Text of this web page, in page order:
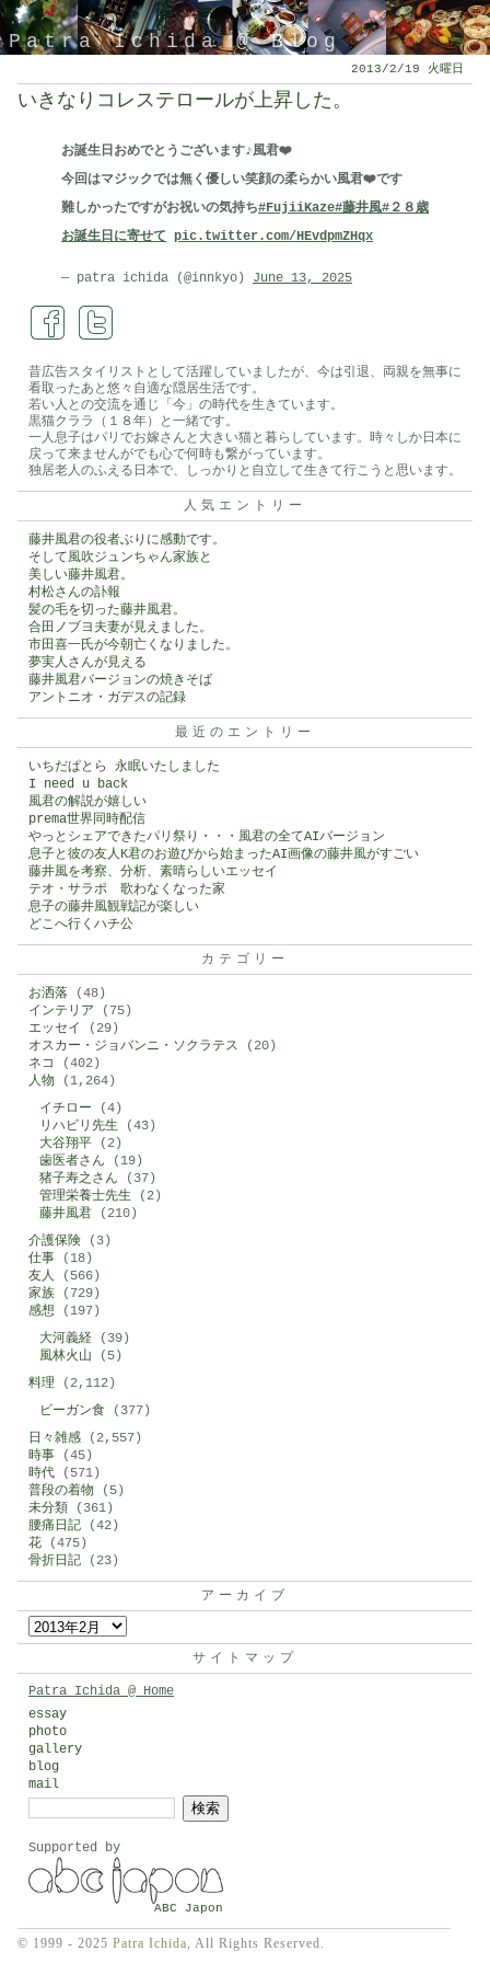
Patra Ichida @ Blog
引退したスタイリストの隠居ブログ
2013/2/19 火曜日
いきなりコレステロールが上昇した。
お誕生日おめでとうございます♪風君❤️
今回はマジックでは無く優しい笑顔の柔らかい風君❤️です
難しかったですがお祝いの気持ち#FujiiKaze#藤井風#２８歳
お誕生日に寄せて pic.twitter.com/HEvdpmZHqx
— patra ichida (@innkyo) June 13, 2025
昔広告スタイリストとして活躍していましたが、今は引退、両親を無事に
看取ったあと悠々自適な隠居生活です。
若い人との交流を通じ「今」の時代を生きています。
黒猫クララ（１８年）と一緒です。
一人息子はパリでお嫁さんと大きい猫と暮らしています。時々しか日本に
戻って来ませんがでも心で何時も繋がっています。
独居老人のふえる日本で、しっかりと自立して生きて行こうと思います。
人気エントリー
藤井風君の役者ぶりに感動です。
そして風吹ジュンちゃん家族と
美しい藤井風君。
村松さんの訃報
髪の毛を切った藤井風君。
合田ノブヨ夫妻が見えました。
市田喜一氏が今朝亡くなりました。
夢実人さんが見える
藤井風君バージョンの焼きそば
アントニオ・ガデスの記録
最近のエントリー
いちだぱとら 永眠いたしました
I need u back
風君の解説が嬉しい
prema世界同時配信
やっとシェアできたパリ祭り・・・風君の全てAIバージョン
息子と彼の友人K君のお遊びから始まったAI画像の藤井風がすごい
藤井風を考察、分析、素晴らしいエッセイ
テオ・サラポ 歌わなくなった家
息子の藤井風観戦記が楽しい
どこへ行くハチ公
カテゴリー
お洒落 (48)
インテリア (75)
エッセイ
(29)
オスカー・ジョバンニ・ソクラテス (20)
ネコ
(402)
人物 (1,264)
イチロー (4)
リハビリ先生 (43)
大谷翔平 (2)
歯医者さん (19)
猪子寿之さん (37)
管理栄養士先生 (2)
藤井風君 (210)
介護保険 (3)
仕事 (18)
友人 (566)
家族 (729)
感想 (197)
大河義経 (39)
風林火山 (5)
料理 (2,112)
ビーガン食 (377)
日々雑感 (2,557)
時事 (45)
時代 (571)
普段の着物 (5)
未分類 (361)
腰痛日記 (42)
花 (475)
骨折日記 (23)
アーカイブ
イ
サイトマップ
Patra Ichida @ Home
essay
photo
gallery
blog
mail
Supported by
ABC Japon
© 1999 - 2025 Patra Ichida, All Rights Reserved.